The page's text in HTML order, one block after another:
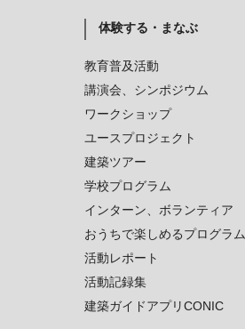
体験する・まなぶ
教育普及活動
講演会、シンポジウム
ワークショップ
ユースプロジェクト
建築ツアー
学校プログラム
インターン、ボランティア
おうちで楽しめるプログラム
活動レポート
活動記録集
建築ガイドアプリCONIC